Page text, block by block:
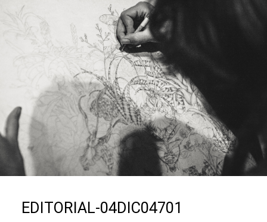
EDITORIAL-04DIC04701